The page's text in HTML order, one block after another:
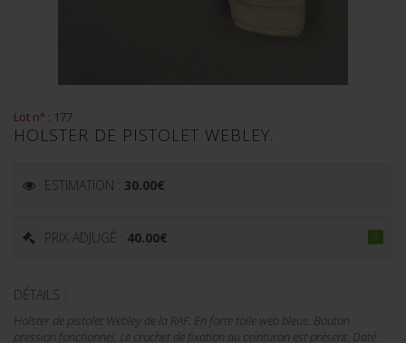
Lot n° : 177
HOLSTER DE PISTOLET WEBLEY.
ESTIMATION : 30.00€
PRIX ADJUGÉ : 40.00€
DÉTAILS :
Holster de pistolet Webley de la RAF. En forte toile web bleue. Bouton
pression fonctionnel. Le crochet de fixation au ceinturon est présent. Daté